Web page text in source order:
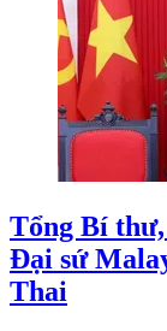
Tổng Bí
Đại sứ
Thai